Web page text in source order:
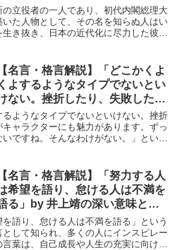
。」by 伊藤博文の深い意味と
られる教訓
立役者の一人であり、初代内閣総理大
た人物として、その名を知らぬ人はい
き抜き、日本の近代化に尽力した彼の
【名言・格言解説】「どこかくよ
くよするようなタイプでないとい
ない。挫折したり、失敗した人
ほうがキャラクターにも魅力が
ります。ずっと勝っている人は
用できないですね。そんなわけ
味と得られる教訓
ようなタイプでないといけない。挫折
ャラクターにも魅力があります。ずっ
ですね。そんなわけがない。」という
【名言・格言解説】「努力する人
希望を語り、怠ける人は不満を
る」by 井上靖の深い意味と得
れる教訓
語り、怠ける人は不満を語る」という
して知られ、多くの人にインスピレー
葉は、自己成長や人生の充実に向けて